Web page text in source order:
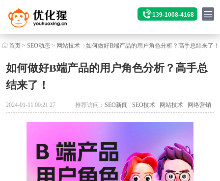
139-1008-4168
首页> SEO动态> 网站技术 如何做好B端产品的用户角色分析？高手总结来了！
如何做好B端产品的用户角色分析？高手总
结来了！
2024-01-11 09:21:27 推荐访问：SEO新闻 SEO技术 网站技术 网络营销